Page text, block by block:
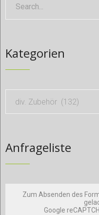
Kategorien
Anfrageliste
Zum Absenden des
Google